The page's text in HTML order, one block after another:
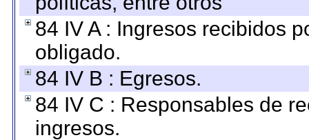
84 IV A : Ingresos recibidos
obligado.
84 IV B : Egresos.
84 IV C : Responsables de
ingresos.